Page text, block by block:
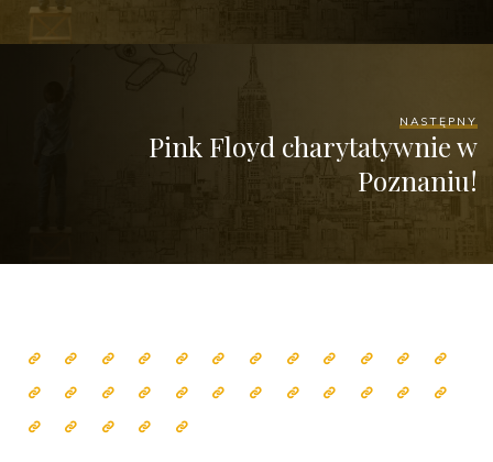
NASTĘPNY
Pink Floyd charytatywnie w
Poznaniu!